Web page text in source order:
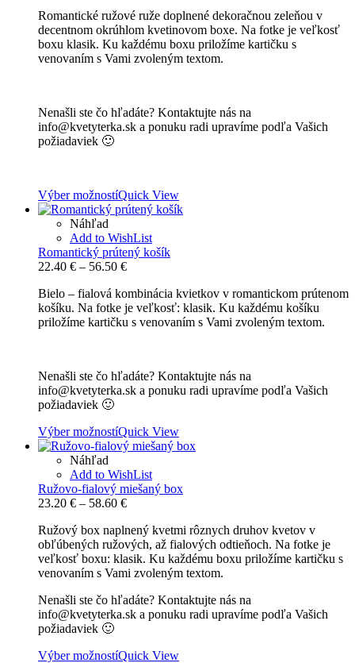
35.10 €
through
95.30 €
Romantické ružové ruže doplnené dekoračnou zeleňou v
decentnom okrúhlom kvetinovom boxe. Na fotke je veľkosť
boxu klasik. Ku každému boxu priložíme kartičku s
venovaním s Vami zvoleným textom.
Nenašli ste čo hľadáte? Kontaktujte nás na
info@kvetyterka.sk a ponuku radi upravíme podľa Vašich
požiadaviek 🙂
Výber možnostíQuick View
Náhľad
Add to WishList
Romantický prútený košík
22.40 € – 56.50 €Price
22.40 €
through
56.50 €
Bielo – fialová kombinácia kvietkov v romantickom prútenom
košíku. Na fotke je veľkosť: klasik. Ku každému košíku
priložíme kartičku s venovaním s Vami zvoleným textom.
Nenašli ste čo hľadáte? Kontaktujte nás na
info@kvetyterka.sk a ponuku radi upravíme podľa Vašich
požiadaviek 🙂
Výber možnostíQuick View
Náhľad
Add to WishList
Ružovo-fialový miešaný box
23.20 € – 58.60 €Price
23.20 €
through
58.60 €
Ružový box naplnený kvetmi rôznych druhov kvetov v
obľúbených ružových, až fialových odtieňoch. Na fotke je
veľkosť boxu: klasik. Ku každému boxu priložíme kartičku s
venovaním s Vami zvoleným textom.
Nenašli ste čo hľadáte? Kontaktujte nás na
info@kvetyterka.sk a ponuku radi upravíme podľa Vašich
požiadaviek 🙂
Výber možnostíQuick View